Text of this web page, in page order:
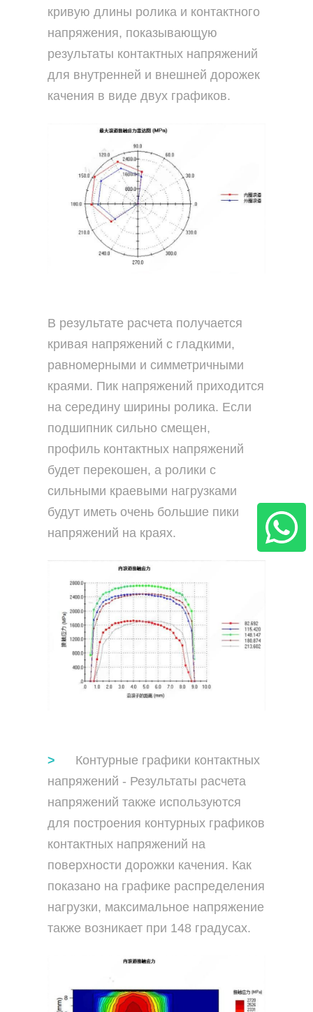
кривую длины ролика и контактного
напряжения, показывающую
результаты контактных напряжений
для внутренней и внешней дорожек
качения в виде двух графиков.
В результате расчета получается
кривая напряжений с гладкими,
равномерными и симметричными
краями. Пик напряжений приходится
на середину ширины ролика. Если
подшипник сильно смещен,
профиль контактных напряжений
будет перекошен, а ролики с
сильными краевыми нагрузками
будут иметь очень большие пики
напряжений на краях.
Контурные графики контактных
напряжений - Результаты расчета
напряжений также используются
для построения контурных графиков
контактных напряжений на
поверхности дорожки качения. Как
показано на графике распределения
нагрузки, максимальное напряжение
также возникает при 148 градусах.